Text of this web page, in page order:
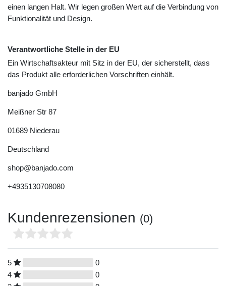
einen langen Halt. Wir legen großen Wert auf die Verbindung von
Funktionalität und Design.
Verantwortliche Stelle in der EU
Ein Wirtschaftsakteur mit Sitz in der EU, der sicherstellt, dass
das Produkt alle erforderlichen Vorschriften einhält.
banjado GmbH
Meißner Str 87
01689 Niederau
Deutschland
shop@banjado.com
+4935130708080
Kundenrezensionen (0)
5
0
4
0